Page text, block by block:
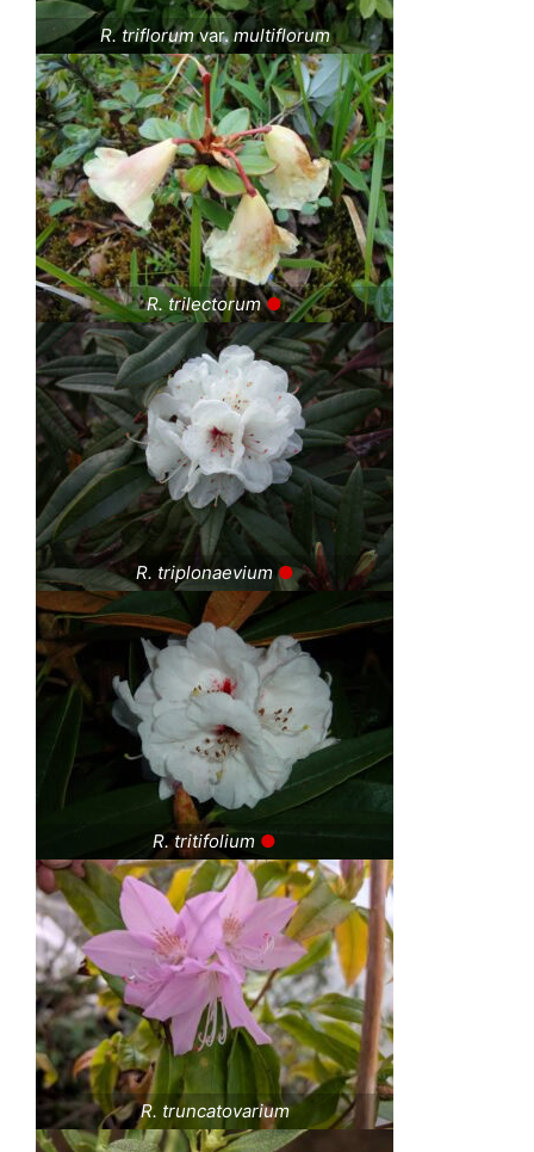
R. triflorumvar.multiflorum
R. trilectorum ●
R. triplonaevium ●
R. tritifolium ●
R. truncatovarium